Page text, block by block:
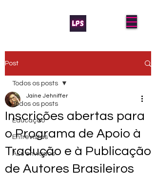
Post
Todos os posts
Educação
Entrevistas
AL's enviados
Todos os posts
Inscrições abertas para
o Programa de Apoio à
Tradução e à Publicação
de Autores Brasileiros
Jaíne Jehniffer